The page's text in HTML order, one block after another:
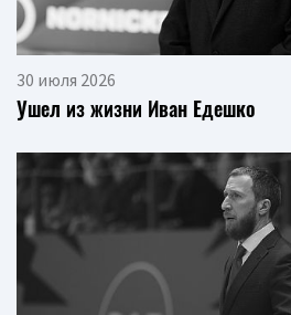
30 июля 2026
Ушел из жизни Иван Едешко